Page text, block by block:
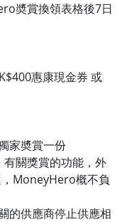
奬賞換領表格後7日
惠康現金券 或
家奬賞一份
關獎賞的功能，外
MoneyHero概不負
的供應商停止供應相